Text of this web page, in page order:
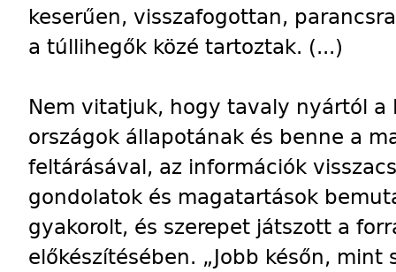
keserűen, visszafogottan,
a túllihegők közé tartoztak. (...)
Nem vitatjuk, hogy tavaly nyártól a
országok állapotának és benne a
feltárásával, az információk
gondolatok és magatartások
gyakorolt, és szerepet játszott a
előkészítésében. „Jobb későn,